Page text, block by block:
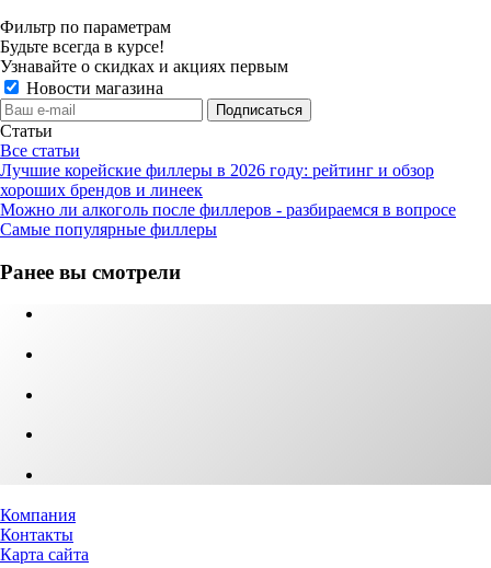
Фильтр по параметрам
Будьте всегда в курсе!
Узнавайте о скидках и акциях первым
Новости магазина
Статьи
Все статьи
Лучшие корейские филлеры в 2026 году: рейтинг и обзор
хороших брендов и линеек
Можно ли алкоголь после филлеров - разбираемся в вопросе
Самые популярные филлеры
Ранее вы смотрели
Компания
Контакты
Карта сайта